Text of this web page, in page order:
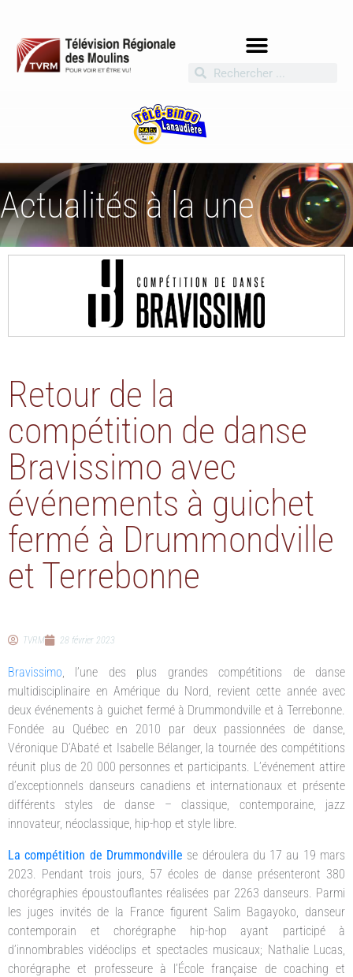
Actualités à la une
Retour de la
compétition de danse
Bravissimo avec
événements à guichet
fermé à Drummondville
et Terrebonne
TVRM 28 février 2023
Bravissimo , l’une des plus grandes compétitions de danse
multidisciplinaire en Amérique du Nord, revient cette année avec
deux événements à guichet fermé à Drummondville et à Terrebonne.
Fondée au Québec en 2010 par deux passionnées de danse,
Véronique D’Abaté et Isabelle Bélanger, la tournée des compétitions
réunit plus de 20 000 personnes et participants. L’événement attire
d’exceptionnels danseurs canadiens et internationaux et présente
différents styles de danse – classique, contemporaine, jazz
innovateur, néoclassique, hip-hop et style libre.
La compétition de Drummondville se déroulera du 17 au 19 mars
2023. Pendant trois jours, 57 écoles de danse présenteront 380
chorégraphies époustouflantes réalisées par 2263 danseurs. Parmi
les juges invités de la France figurent Salim Bagayoko, danseur
contemporain et chorégraphe hip-hop ayant participé à
d’innombrables vidéoclips et spectacles musicaux; Nathalie Lucas,
chorégraphe et professeure à l’École française de coaching et